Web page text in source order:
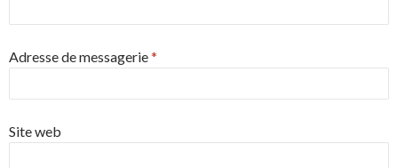
Adresse de messagerie*
Site web